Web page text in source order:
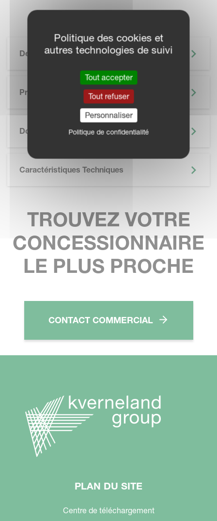
Description
Principaux Avantages
Documentation
Caractéristiques Techniques
TROUVEZ VOTRE
CONCESSIONNAIRE
LE PLUS PROCHE
CONTACT COMMERCIAL
PLAN DU SITE
Centre de téléchargement
Politique des cookies et
autres technologies de suivi
Tout accepter
Tout refuser
Personnaliser
Politique de confidentialité